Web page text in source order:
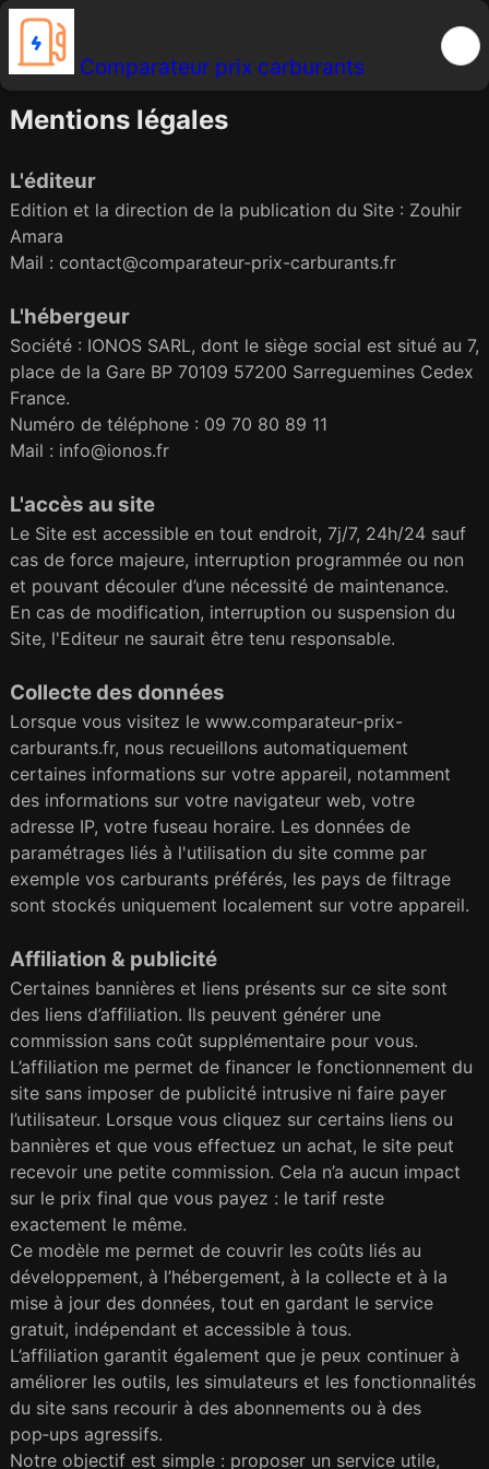
Comparateur prix carburants
Mentions légales
L'éditeur
Edition et la direction de la publication du Site : Zouhir
Amara
Mail : contact@comparateur-prix-carburants.fr
L'hébergeur
Société : IONOS SARL, dont le siège social est situé au 7,
place de la Gare BP 70109 57200 Sarreguemines Cedex
France.
Numéro de téléphone : 09 70 80 89 11
Mail : info@ionos.fr
L'accès au site
Le Site est accessible en tout endroit, 7j/7, 24h/24 sauf
cas de force majeure, interruption programmée ou non
et pouvant découler d’une nécessité de maintenance.
En cas de modification, interruption ou suspension du
Site, l'Editeur ne saurait être tenu responsable.
Collecte des données
Lorsque vous visitez le www.comparateur-prix-
carburants.fr, nous recueillons automatiquement
certaines informations sur votre appareil, notamment
des informations sur votre navigateur web, votre
adresse IP, votre fuseau horaire. Les données de
paramétrages liés à l'utilisation du site comme par
exemple vos carburants préférés, les pays de filtrage
sont stockés uniquement localement sur votre appareil.
Affiliation & publicité
Certaines bannières et liens présents sur ce site sont
des liens d’affiliation. Ils peuvent générer une
commission sans coût supplémentaire pour vous.
L’affiliation me permet de financer le fonctionnement du
site sans imposer de publicité intrusive ni faire payer
l’utilisateur. Lorsque vous cliquez sur certains liens ou
bannières et que vous effectuez un achat, le site peut
recevoir une petite commission. Cela n’a aucun impact
sur le prix final que vous payez : le tarif reste
exactement le même.
Ce modèle me permet de couvrir les coûts liés au
développement, à l’hébergement, à la collecte et à la
mise à jour des données, tout en gardant le service
gratuit, indépendant et accessible à tous.
L’affiliation garantit également que je peux continuer à
améliorer les outils, les simulateurs et les fonctionnalités
du site sans recourir à des abonnements ou à des
pop‑ups agressifs.
Notre objectif est simple : proposer un service utile,